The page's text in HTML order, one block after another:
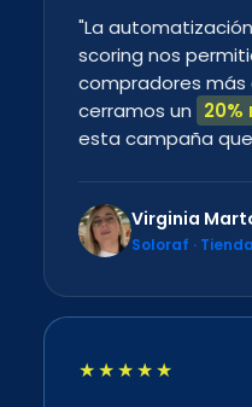
"La
scoring nos
compradores más
cerramos un
esta campaña
Virginia
Soloraf ·
★★★★★